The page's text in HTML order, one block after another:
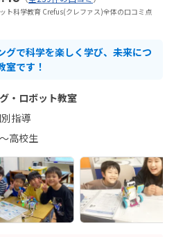
ト科学教育 Crefus(クレファス)全体の口コミ点
で科学を楽しく学び、未来につ
室です！
・ロボット教室
指導
高校生